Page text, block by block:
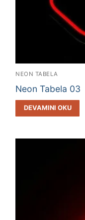
NEON TABELA
Neon Tabela 03
DEVAMINI OKU